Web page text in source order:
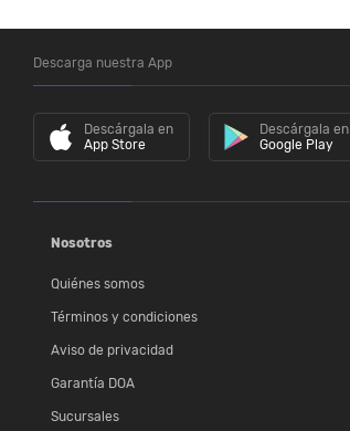
Descarga nuestra App
Descárgala en
App Store
Descárgala en
Google Play
Nosotros
Quiénes somos
Términos y condiciones
Aviso de privacidad
Garantía DOA
Sucursales